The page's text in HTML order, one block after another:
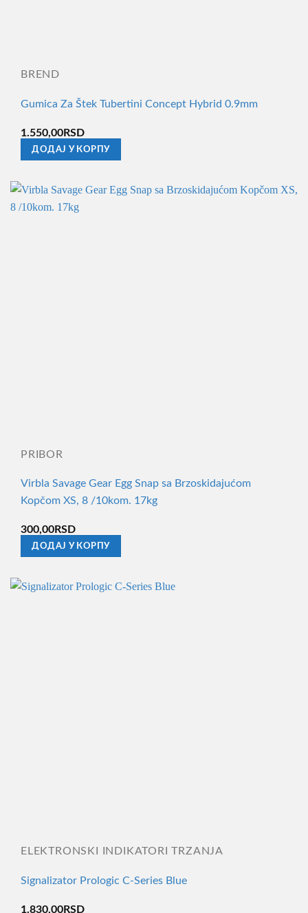
BREND
Gumica Za Štek Tubertini Concept Hybrid 0.9mm
1.550,00RSD
ДОДАЈ У КОРПУ
PRIBOR
Virbla Savage Gear Egg Snap sa Brzoskidajućom
Kopčom XS, 8 /10kom. 17kg
300,00RSD
ДОДАЈ У КОРПУ
ELEKTRONSKI INDIKATORI TRZANJA
Signalizator Prologic C-Series Blue
1.830,00RSD